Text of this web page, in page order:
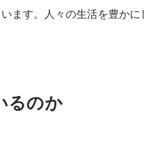
ます。人々の生活を豊か
るのか